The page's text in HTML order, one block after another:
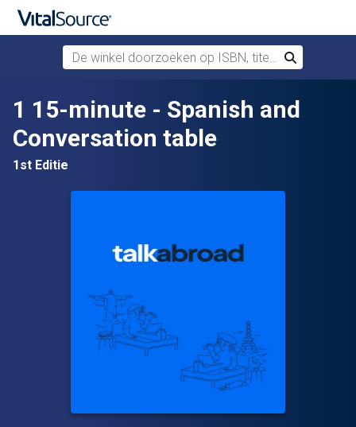
Verdergaan naar belangrijkste inhoud
De winkel doorzoeken op ISBN, titel of auteur
Zoek
1 15-minute - Spanish and
Conversation table
1st Editie